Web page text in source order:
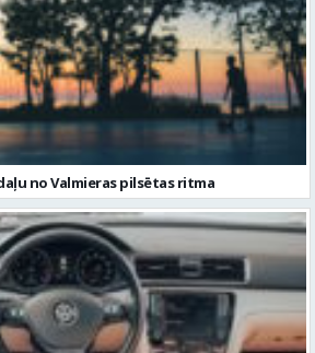
no Valmieras pilsētas ritma